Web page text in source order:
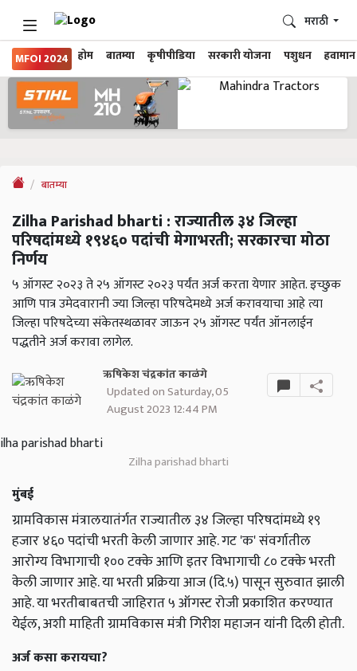
MFOI 2024 होम बातम्या कृषीपीडिया सरकारी योजना पशुधन हवामान
मराठी
बातम्या
Zilha Parishad bharti : राज्यातील ३४ जिल्हा
परिषदांमध्ये १९४६० पदांची मेगाभरती; सरकारचा मोठा
निर्णय
५ ऑगस्ट २०२३ ते २५ ऑगस्ट २०२३ पर्यंत अर्ज करता येणार आहेत. इच्छुक
आणि पात्र उमेदवारानी ज्या जिल्हा परिषदेमध्ये अर्ज करावयाचा आहे त्या
जिल्हा परिषदेच्या संकेतस्थळावर जाऊन २५ ऑगस्ट पर्यंत ऑनलाईन
पद्धतीने अर्ज करावा लागेल.
ऋषिकेश चंद्रकांत काळंगे
Updated on Saturday, 05
August 2023 12:44 PM
Zilha parishad bharti
मुंबई
ग्रामविकास मंत्रालयातंर्गत राज्यातील ३४ जिल्हा परिषदांमध्ये १९
हजार ४६० पदांची भरती केली जाणार आहे. गट 'क' संवर्गातील
आरोग्य विभागाची १०० टक्के आणि इतर विभागाची ८० टक्के भरती
केली जाणार आहे. या भरती प्रक्रिया आज (दि.५) पासून सुरुवात झाली
आहे. या भरतीबाबतची जाहिरात ५ ऑगस्ट रोजी प्रकाशित करण्यात
येईल, अशी माहिती ग्रामविकास मंत्री गिरीश महाजन यांनी दिली होती.
अर्ज कसा करायचा?